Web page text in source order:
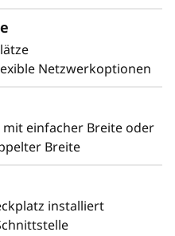
trifft auf GPU-
Netzwerkoptionen
einfacher Breite oder
Breite
installiert